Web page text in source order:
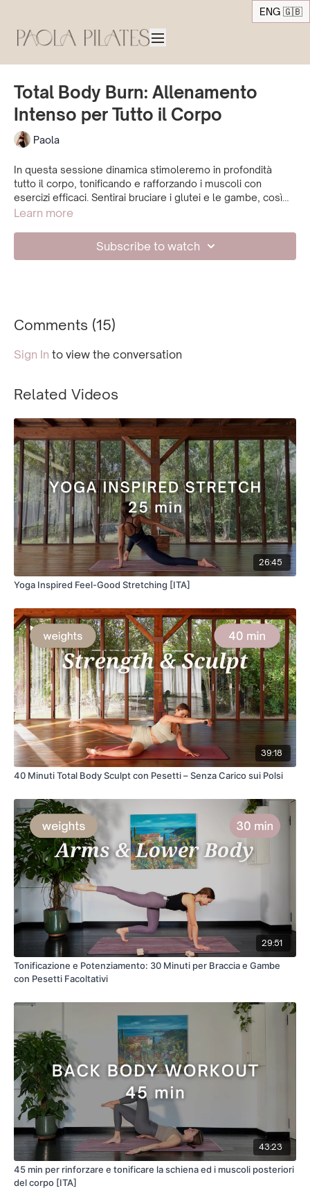
ENG 🇬🇧
Total Body Burn: Allenamento
Intenso per Tutto il Corpo
Paola
In questa sessione dinamica stimoleremo in profondità
tutto il corpo, tonificando e rafforzando i muscoli con
esercizi efficaci. Sentirai bruciare i glutei e le gambe, così
come gli addominali e le braccia. Alla fine, ti sentirai
Learn more
Subscribe to watch
Comments (15)
Sign In to view the conversation
Related Videos
26:45
Yoga Inspired Feel-Good Stretching [ITA]
39:18
40 Minuti Total Body Sculpt con Pesetti – Senza Carico sui Polsi
29:51
Tonificazione e Potenziamento: 30 Minuti per Braccia e Gambe
con Pesetti Facoltativi
43:23
45 min per rinforzare e tonificare la schiena ed i muscoli posteriori
del corpo [ITA]